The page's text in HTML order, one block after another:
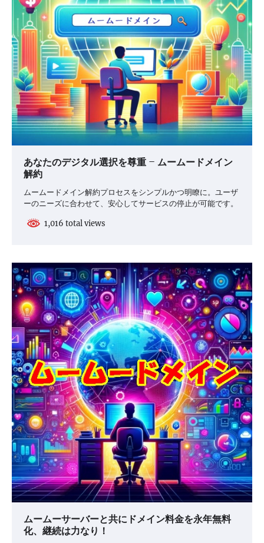
あなたのデジタル選択を尊重 – ムームードメイン
解約
ムームードメイン解約プロセスをシンプルかつ明瞭に。ユーザ
ーのニーズに合わせて、安心してサービスの停止が可能です。
1,016 total views
ムームーサーバーと共にドメイン料金を永年無料
化、継続は力なり！